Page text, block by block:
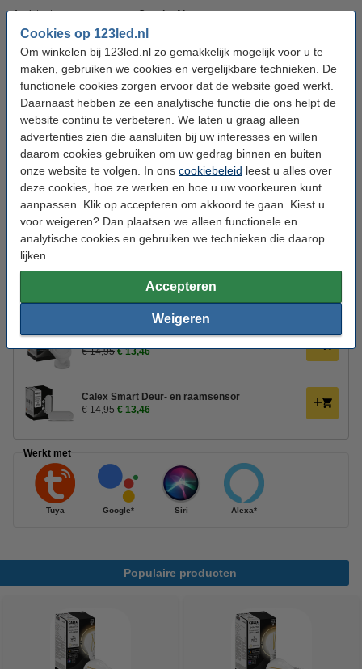
Cookies op 123led.nl
Om winkelen bij 123led.nl zo gemakkelijk mogelijk voor u te
maken, gebruiken we cookies en vergelijkbare technieken. De
functionele cookies zorgen ervoor dat de website goed werkt.
Daarnaast hebben ze een analytische functie die ons helpt de
website continu te verbeteren. We laten u graag alleen
advertenties zien die aansluiten bij uw interesses en willen
daarom cookies gebruiken om uw gedrag binnen en buiten
onze website te volgen. In ons cookiebeleid leest u alles over
deze cookies, hoe ze werken en hoe u uw voorkeuren kunt
aanpassen. Klik op accepteren om akkoord te gaan. Kiest u
voor weigeren? Dan plaatsen we alleen functionele en
analytische cookies en gebruiken we technieken die daarop
lijken.
Accepteren
Weigeren
Assistant: Google, Alexa
Voltage: 220-240 V
Hoogte: 52 mm
Ø 50 mm
Branduren: 15.000 uur
Aantal: 1
Energielabel: G
Oud voor nieuw: uw oude apparaat
🕹️ Bedienen & Automatiseren:
Nedis Smart afstandsbediening | 4 knoppen |
€ 14,95 € 13,46
Calex Smart Bewegingssensor
€ 14,95 € 13,46
Calex Smart Deur- en raamsensor
€ 14,95 € 13,46
Werkt met
Tuya Google* Siri Alexa*
Populaire producten